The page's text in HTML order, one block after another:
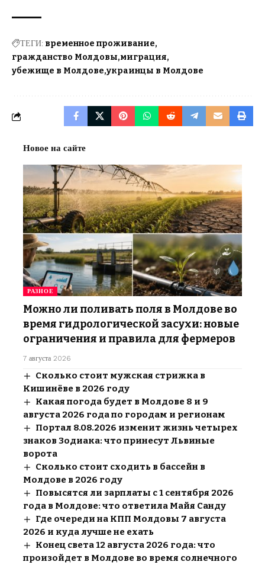
ТЕГИ: временное проживание
гражданство Молдовы миграция
убежище в Молдове украинцы в Молдове
Новое на сайте
РАЗНОЕ
Можно ли поливать поля в Молдове во
время гидрологической засухи: новые
ограничения и правила для фермеров
7 августа 2026
Сколько стоит мужская стрижка в
Кишинёве в 2026 году
Какая погода будет в Молдове 8 и 9
августа 2026 года по городам и регионам
Портал 8.08.2026 изменит жизнь четырех
знаков Зодиака: что принесут Львиные
ворота
Сколько стоит сходить в бассейн в
Молдове в 2026 году
Повысятся ли зарплаты с 1 сентября 2026
года в Молдове: что ответила Майя Санду
Где очереди на КПП Молдовы 7 августа
2026 и куда лучше не ехать
Конец света 12 августа 2026 года: что
произойдет в Молдове во время солнечного